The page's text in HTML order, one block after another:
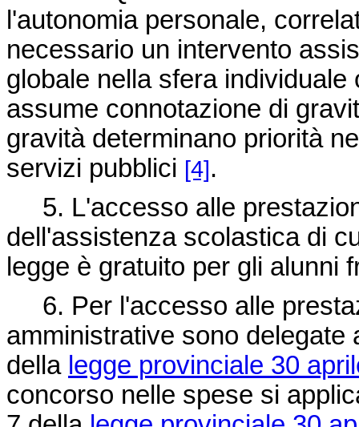
l'autonomia personale,
necessario un intervento
globale nella sfera
assume connotazione di
gravità determinano priorità
servizi pubblici [4].
5. L'accesso alle
dell'assistenza scolastica di
legge è gratuito per gli
6. Per l'accesso alle
amministrative sono
della legge provinciale 30
concorso nelle spese si